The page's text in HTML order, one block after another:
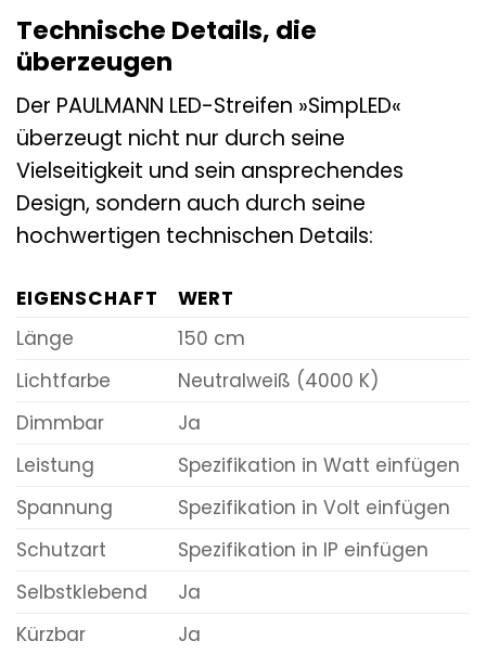
Technische Details, die
überzeugen
Der PAULMANN LED-Streifen »SimpLED«
überzeugt nicht nur durch seine
Vielseitigkeit und sein ansprechendes
Design, sondern auch durch seine
hochwertigen technischen Details:
EIGENSCHAFT
WERT
Länge
150 cm
Lichtfarbe
Neutralweiß (4000 K)
Dimmbar
Ja
Leistung
Spezifikation in Watt einfügen
Spannung
Spezifikation in Volt einfügen
Schutzart
Spezifikation in IP einfügen
Selbstklebend
Ja
Kürzbar
Ja